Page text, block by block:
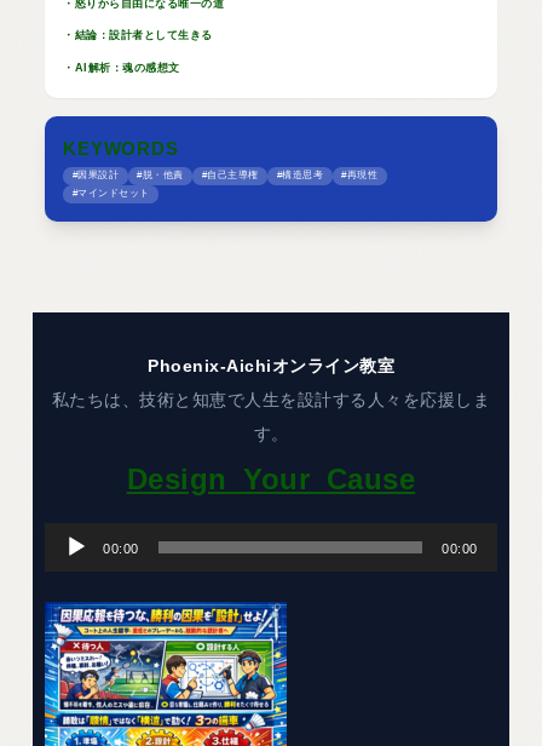
・怒りから自由になる唯一の道
・結論：設計者として生きる
・AI解析：魂の感想文
KEYWORDS
#因果設計 #脱・他責 #自己主導権 #構造思考
#再現性
#マインドセット
Phoenix-Aichiオンライン教室
私たちは、技術と知恵で人生を設計する人々を応援しま
す。
Design_Your_Cause
声
ー
ヤ
ー
00:00 00:00